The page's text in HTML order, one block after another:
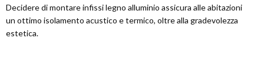
Decidere di montare infissi legno alluminio assicura alle abitazioni
un ottimo isolamento acustico e termico, oltre alla gradevolezza
estetica.